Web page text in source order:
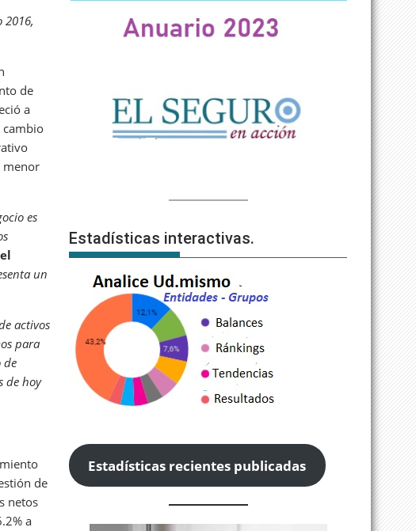
2016,
de
a
cambio
menor
es
un
activos
para
de
de hoy
de
netos
a
Estadísticas interactivas.
Estadísticas recientes publicadas